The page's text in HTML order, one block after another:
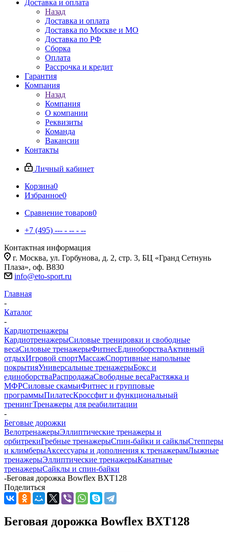
Доставка и оплата
Назад
Доставка и оплата
Доставка по Москве и МО
Доставка по РФ
Сборка
Оплата
Рассрочка и кредит
Гарантия
Компания
Назад
Компания
О компании
Реквизиты
Команда
Вакансии
Контакты
Личный кабинет
Корзина0
Избранное0
Сравнение товаров0
+7 (495) --- - -- - --
Контактная информация
г. Москва, ул. Горбунова, д. 2, стр. 3, БЦ «Гранд Сетнунь
Плаза», оф. В830
info@eto-sport.ru
Главная
-
Каталог
-
Кардиотренажеры
КардиотренажерыСиловые тренировки и свободные
весаСиловые тренажерыФитнесЕдиноборстваАктивный
отдыхИгровой спортМассажСпортивные напольные
покрытияУниверсальные тренажерыБокс и
единоборстваРаспродажаСвободные весаРастяжка и
МФРСиловые скамьиФитнес и групповые
программыПилатесКроссфит и функциональный
тренингТренажеры для реабилитации
-
Беговые дорожки
ВелотренажерыЭллиптические тренажеры и
орбитрекиГребные тренажерыСпин-байки и сайклыСтепперы
и климберыАксессуары и дополнения к тренажерамЛыжные
тренажерыЭллиптические тренажерыКанатные
тренажерыСайклы и спин-байки
-Беговая дорожка Bowflex BXT128
Поделиться
Беговая дорожка Bowflex BXT128